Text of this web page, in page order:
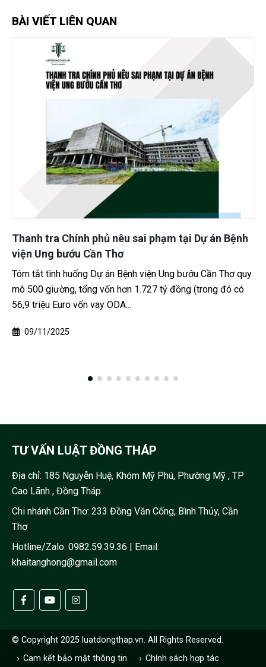
BÀI VIẾT LIÊN QUAN
tại Dự án Bệnh
Ung bướu Cần Thơ quy
tỷ đồng (trong đó có
Vụ dàn cảnh cướp giật tại
thêm 5 đối tượng
Công an thành phố Cần Thơ tiếp
dàn cảnh cướp giật tài sản tại Khu
Bảo Tháp thuộc Công ty...
TƯ VẤN LUẬT ĐỒNG THÁP
Địa chỉ: 185 Nguyễn Huệ, Khóm Mỹ Phú, Phường Mỹ , TP
Cao Lãnh , Đồng Tháp
Chi nhánh Cần Thơ: 233 Đồng Văn Cống, Bình Thủy, Cần
Thơ
Hotline/Zalo: 0982.59.39.36 | Email:
khaitanghong@gmail.com
© Copyright 2025 luatdongthap.vn. All Rights Reserved.
Cam kết bảo mật thông tin
Chính sách hợp tác